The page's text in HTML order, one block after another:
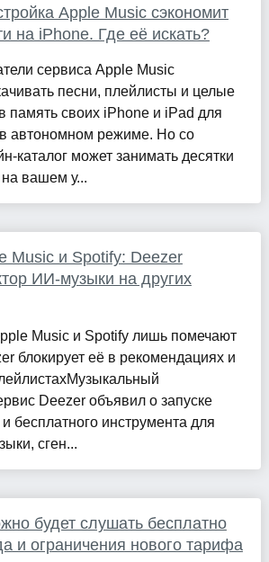
Apple Music сэкономит
на iPhone. Где её искать?
сервиса Apple Music
песни, плейлисты и целые
память своих iPhone и iPad для
автономном режиме. Но со
каталог может занимать десятки
на вашем у...
Music и Spotify: Deezer
ИИ-музыки на других
Music и Spotify лишь помечают
блокирует её в рекомендациях и
Deezer объявил о запуске
бесплатного инструмента для
сген...
будет слушать бесплатно
и ограничения нового тарифа